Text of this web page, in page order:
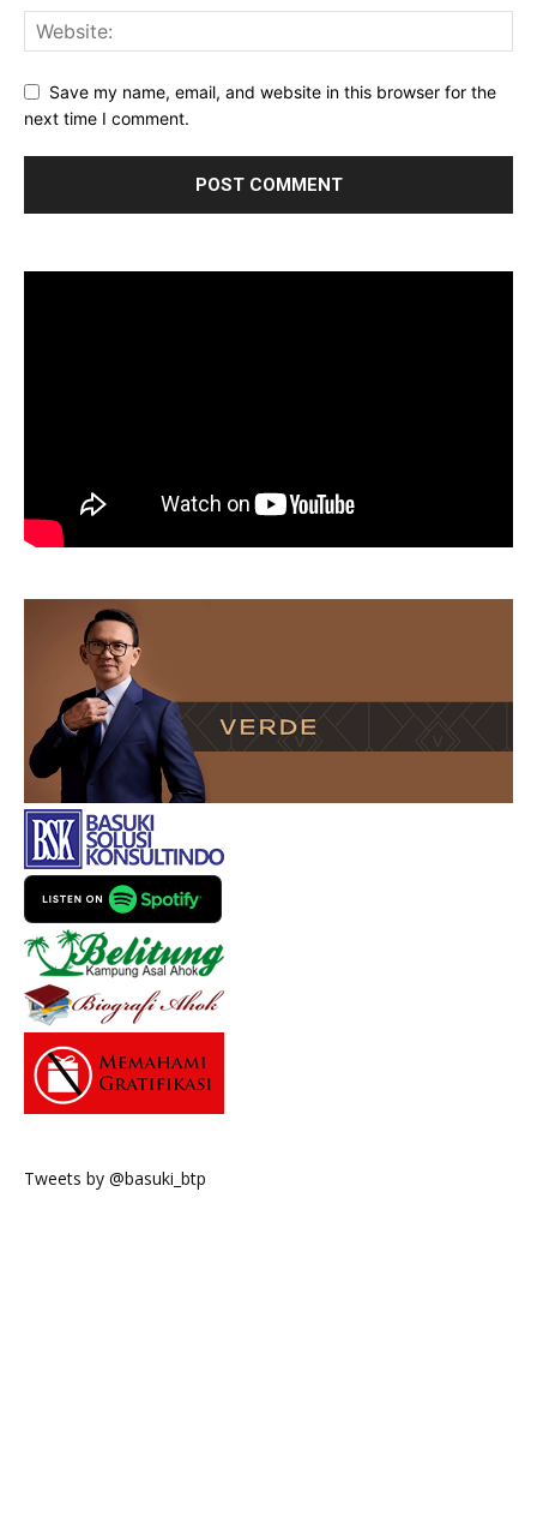
Save my name, email, and website in this browser for the
next time I comment.
Tweets by @basuki_btp